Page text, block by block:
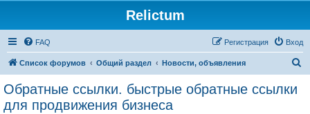
Relictum
FAQ Вход
Регистрация
Список форумов Общий раздел Новости, объявления
Обратные ссылки. быстрые обратные ссылки
для продвижения бизнеса